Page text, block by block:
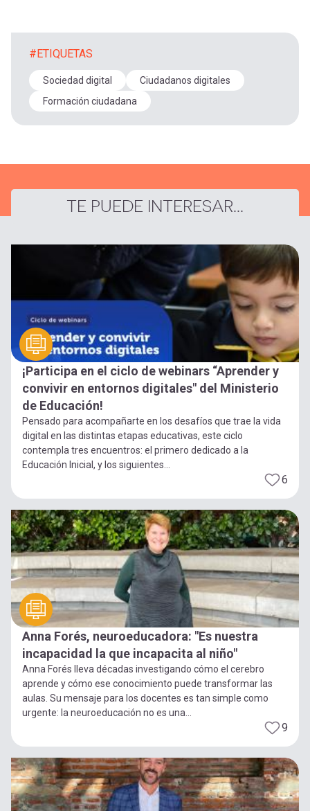
#ETIQUETAS
Sociedad digital
Ciudadanos digitales
Formación ciudadana
TE PUEDE INTERESAR...
¡Participa en el ciclo de webinars “Aprender y
convivir en entornos digitales" del Ministerio
de Educación!
Pensado para acompañarte en los desafíos que trae la vida
digital en las distintas etapas educativas, este ciclo
contempla tres encuentros: el primero dedicado a la
Educación Inicial, y los siguientes...
6
Anna Forés, neuroeducadora: "Es nuestra
incapacidad la que incapacita al niño"
Anna Forés lleva décadas investigando cómo el cerebro
aprende y cómo ese conocimiento puede transformar las
aulas. Su mensaje para los docentes es tan simple como
urgente: la neuroeducación no es una...
9